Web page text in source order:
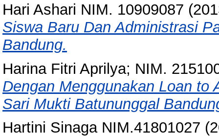
Hari Ashari NIM. 10909087
Siswa Baru Dan Administrasi
Bandung.
Harina Fitri Aprilya; NIM.
Dengan Menggunakan Loan to
Sari Mukti Batununggal
Hartini Sinaga NIM.41801027